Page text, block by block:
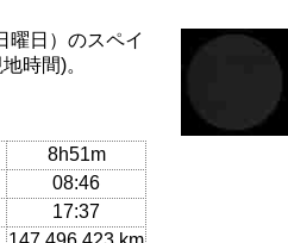
曜日）のスペイ
時間)。
8h51m
08:46
17:37